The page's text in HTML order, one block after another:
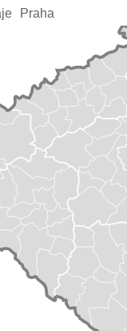
Praha